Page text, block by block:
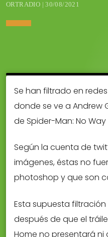
ORTRADIO | 30/08/2021
Se han filtrado en
donde se ve a Andrew
de Spider-Man: No Way
Según la cuenta de
imágenes, éstas no
photoshop y que son
Esta supuesta
después de que el
Home no presentará ni